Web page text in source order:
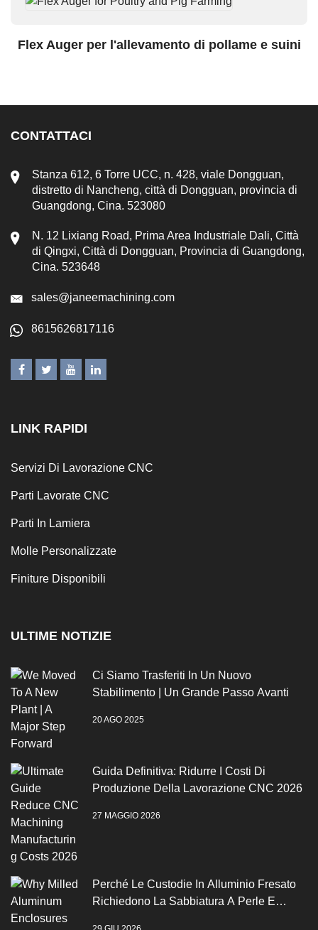
Flex Auger per l'allevamento di pollame e suini
CONTATTACI
Stanza 612, 6 Torre UCC, n. 428, viale Dongguan,
distretto di Nancheng, città di Dongguan, provincia di
Guangdong, Cina. 523080
N. 12 Lixiang Road, Prima Area Industriale Dali, Città
di Qingxi, Città di Dongguan, Provincia di Guangdong,
Cina. 523648
sales@janeemachining.com
8615626817116
LINK RAPIDI
Servizi Di Lavorazione CNC
Parti Lavorate CNC
Parti In Lamiera
Molle Personalizzate
Finiture Disponibili
ULTIME NOTIZIE
Ci Siamo Trasferiti In Un Nuovo
Stabilimento | Un Grande Passo Avanti
20 AGO 2025
Guida Definitiva: Ridurre I Costi Di
Produzione Della Lavorazione CNC 2026
27 MAGGIO 2026
Perché Le Custodie In Alluminio Fresato
Richiedono La Sabbiatura A Perle E